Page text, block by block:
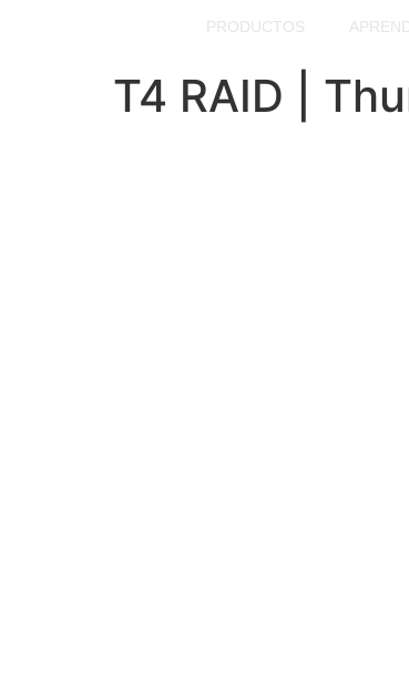
PRODUCTOS
T4 RAID |